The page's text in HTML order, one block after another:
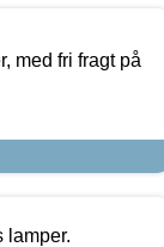
med fri fragt på
lamper.